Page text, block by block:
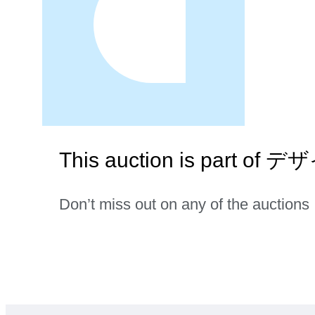
This auction is part of デ
Don’t miss out on any of the auctions